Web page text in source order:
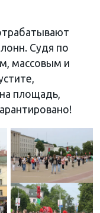
Судя по
массовым и
площадь,